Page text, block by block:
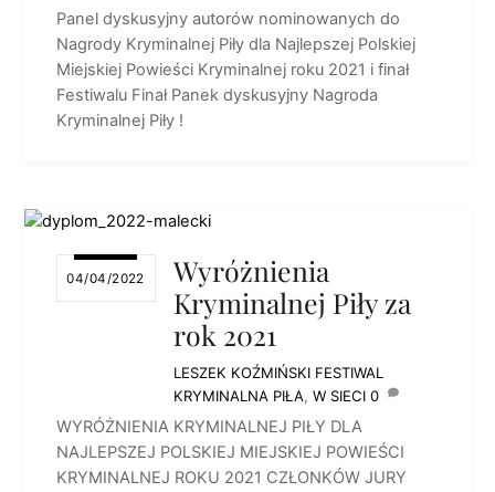
Panel dyskusyjny autorów nominowanych do
Nagrody Kryminalnej Piły dla Najlepszej Polskiej
Miejskiej Powieści Kryminalnej roku 2021 i finał
Festiwalu Finał Panek dyskusyjny Nagroda
Kryminalnej Piły !
04/04/2022
Wyróżnienia
Kryminalnej Piły za
rok 2021
LESZEK KOŹMIŃSKI FESTIWAL
KRYMINALNA PIŁA, W SIECI 0
WYRÓŻNIENIA KRYMINALNEJ PIŁY DLA
NAJLEPSZEJ POLSKIEJ MIEJSKIEJ POWIEŚCI
KRYMINALNEJ ROKU 2021 CZŁONKÓW JURY